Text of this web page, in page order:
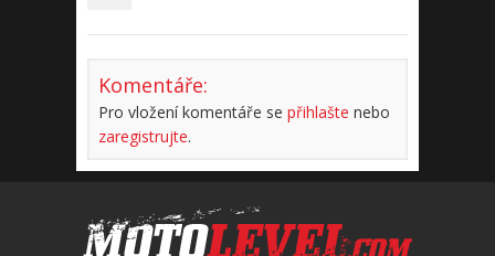
Komentáře:
Pro vložení komentáře se přihlašte nebo
zaregistrujte.